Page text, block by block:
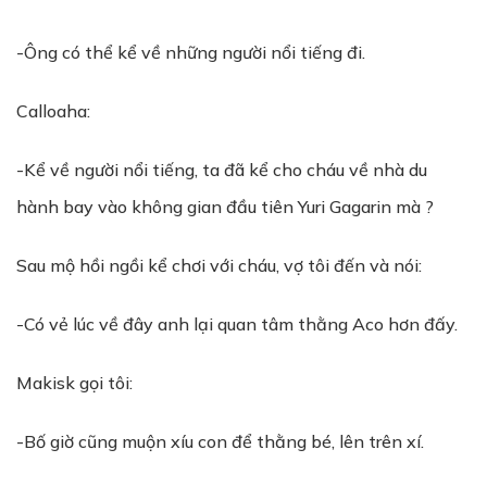
-Ông có thể kể về những người nổi tiếng đi.
Calloaha:
-Kể về người nổi tiếng, ta đã kể cho cháu về nhà du
hành bay vào không gian đầu tiên Yuri Gagarin mà ?
Sau mộ hồi ngồi kể chơi với cháu, vợ tôi đến và nói:
-Có vẻ lúc về đây anh lại quan tâm thằng Aco hơn đấy.
Makisk gọi tôi:
-Bố giờ cũng muộn xíu con để thằng bé, lên trên xí.